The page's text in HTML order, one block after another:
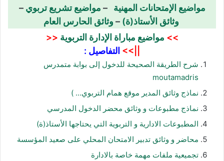
مواضيع الإمتحانات المهنية – مواضيع تشريع تربوي –
وثائق الأستاذ(ة) – وثائق الحارس العام
>> مواضيع مباراة الإدارة التربوية <<
||>> التفاصيل :
شرح الطريقة الصحيحة للدخول إلى بوابة متمدرس
moutamadris
نماذج وثائق المدير موقع همام التربوي… )
نماذج مطبوعات و وثائق محضر الدخول المدرسي
المطبوعات الادارية و التربوية التي يحتاجها الأستاذ(ة)
محاضر و وثائق تدبير الامتحان المحلي على صعيد المؤسسة
تجميعية ملفات مهمة خاصة بالادارة